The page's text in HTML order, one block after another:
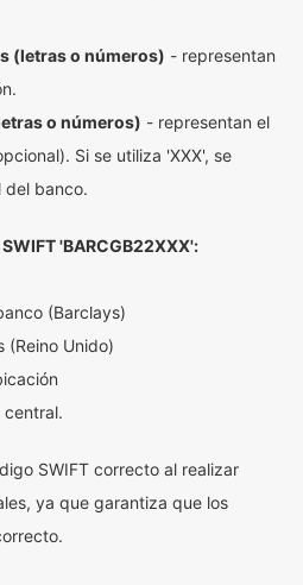
(letras o números) - representan
o números) - representan el
Si se utiliza 'XXX', se
del banco.
'BARCGB22XXX':
(Barclays)
(Reino Unido)
central.
SWIFT correcto al realizar
ya que garantiza que los